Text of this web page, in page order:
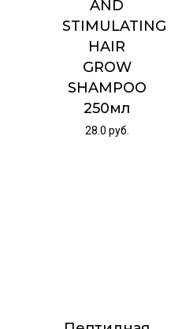
AND
STIMULATING
HAIR
GROW
SHAMPOO
250мл
28.0 руб.